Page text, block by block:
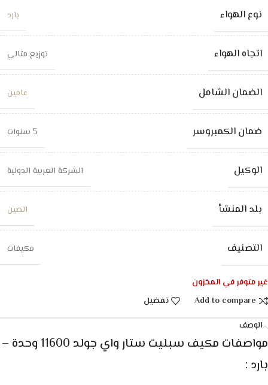
نوع الهواء بارد
اتجاه الهواء توزيع مثالي
الضمان الشامل عامين
ضمان الكمبروسر 5 سنوات
الوكيل الشركة العربية الدولية
بلد المنشأ الصين
التصنيف مكيفات
غير متوفر في المخزون
Add to compare
تفضيل
الوصف
مواصفات مكيف سبليت ستار واي جولد 11600 وحدة –
بارد :